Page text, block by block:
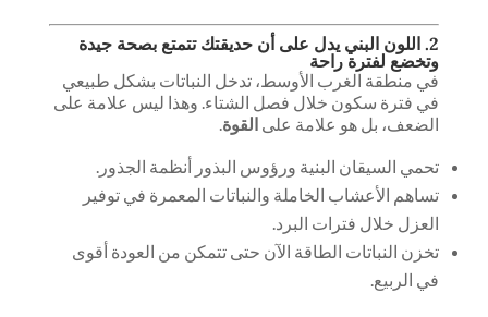
2. اللون البني يدل على أن حديقتك تتمتع بصحة جيدة
وتخضع لفترة راحة
في منطقة الغرب الأوسط، تدخل النباتات بشكل طبيعي
في فترة سكون خلال فصل الشتاء. وهذا ليس علامة على
الضعف، بل هو علامة على القوة
تحمي السيقان البنية ورؤوس البذور أنظمة الجذور.
تساهم الأعشاب الخاملة والنباتات المعمرة في توفير
العزل خلال فترات البرد.
تخزن النباتات الطاقة الآن حتى تتمكن من العودة أقوى
في الربيع.